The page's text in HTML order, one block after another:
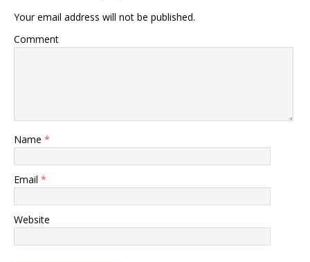
Your email address will not be published.
Comment
Name *
Email *
Website